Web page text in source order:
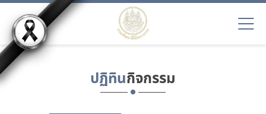
ปฏิทินกิจกรรม